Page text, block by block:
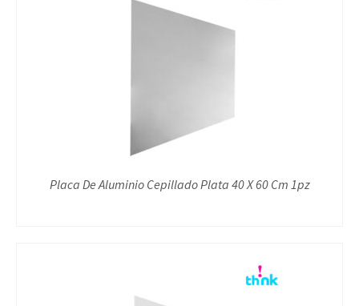
Placa De Aluminio Cepillado Plata 40 X 60 Cm 1pz